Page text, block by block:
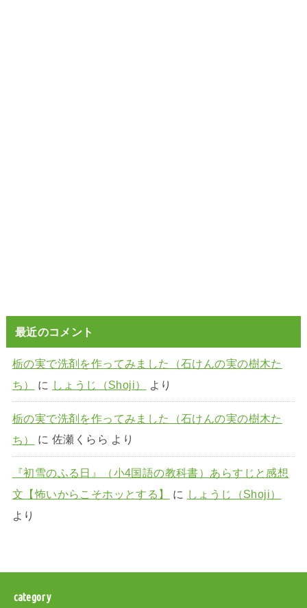
最近のコメント
栃の実で洗剤を作ってみました（石けんの実の樹木た
ち）
に しょうじ（Shoji） より
栃の実で洗剤を作ってみました（石けんの実の樹木た
ち）
に 佐瀬くらら より
『初雪のふる日』（小4国語の教科書）あらすじと感想
文【怖いからこそホッとする】
に しょうじ（Shoji）
より
category